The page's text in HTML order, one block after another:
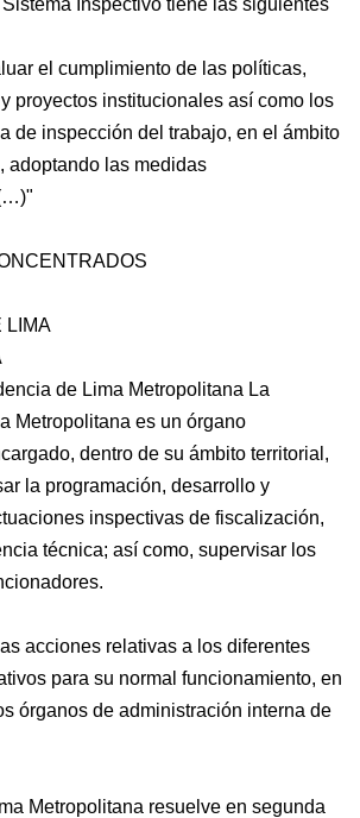
Inspectivo tiene las siguientes
el cumplimiento de las políticas,
proyectos institucionales así como los
de inspección del trabajo, en el ámbito
adoptando las medidas
LIMA
de Lima Metropolitana La
Metropolitana es un órgano
dentro de su ámbito territorial,
la programación, desarrollo y
inspectivas de fiscalización,
técnica; así como, supervisar los
acciones relativas a los diferentes
para su normal funcionamiento, en
órganos de administración interna de
Metropolitana resuelve en segunda